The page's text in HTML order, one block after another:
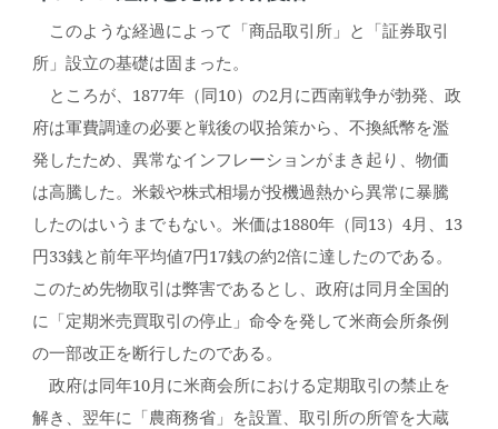
このような経過によって「商品取引所」と「証券取引
所」設立の基礎は固まった。
ところが、1877年（同10）の2月に西南戦争が勃発、政
府は軍費調達の必要と戦後の収拾策から、不換紙幣を濫
発したため、異常なインフレーションがまき起り、物価
は高騰した。米穀や株式相場が投機過熱から異常に暴騰
したのはいうまでもない。米価は1880年（同13）4月、13
円33銭と前年平均値7円17銭の約2倍に達したのである。
このため先物取引は弊害であるとし、政府は同月全国的
に「定期米売買取引の停止」命令を発して米商会所条例
の一部改正を断行したのである。
政府は同年10月に米商会所における定期取引の禁止を
解き、翌年に「農商務省」を設置、取引所の所管を大蔵